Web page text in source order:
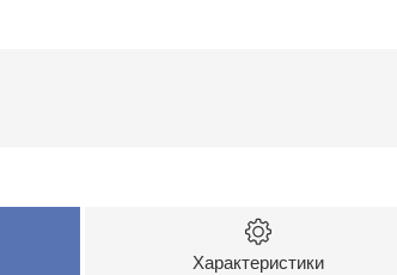
Характеристики